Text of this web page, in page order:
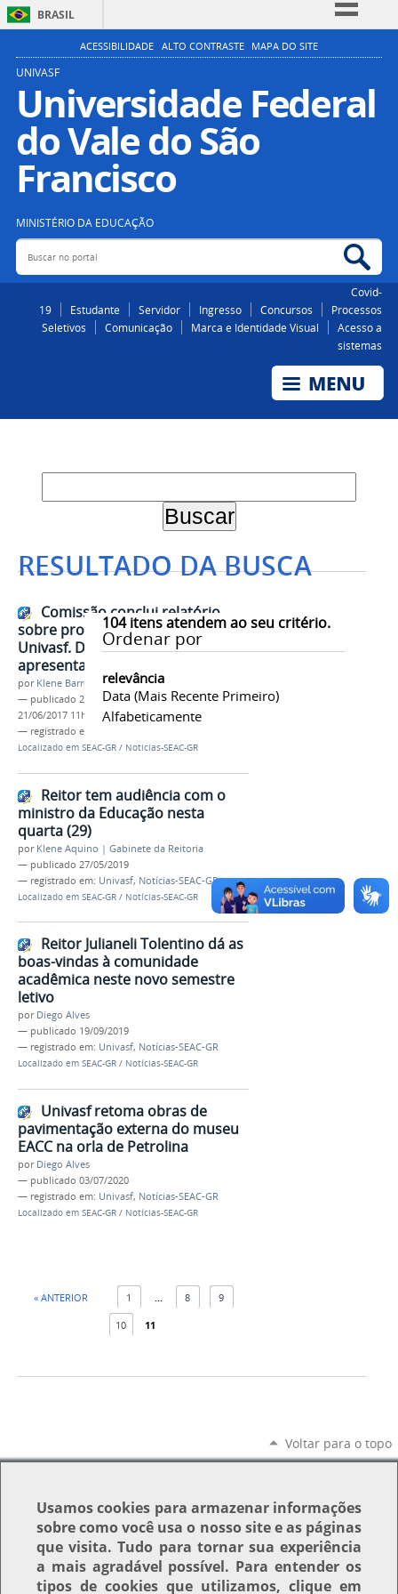
BRASIL
Simplifique!
Participe
Acesso à informação
Legislação
ACESSIBILIDADE ALTO CONTRASTE MAPA DO SITE
UNIVASF
Universidade Federal
do Vale do São
Francisco
MINISTÉRIO DA EDUCAÇÃO
Buscar no portal
Covid-
19
Estudante Servidor Ingresso Concursos
Processos
Seletivos
Comunicação Marca e Identidade Visual
Acesso a
sistemas
RESULTADO DA BUSCA
104itens atendem ao seu critério.
Ordenar por
relevância
Data (mais Recente Primeiro)
Alfabeticamente
Comissão conclui relatório
sobre processo de expansão da
Univasf. Documento foi
apresentado hoje (20) no Conuni
por Klene Barreto de Aquino
— publicado 20/06/2017 —última modificação
21/06/2017 11h09
— registrado em:
Localizado em SEAC-GR / Notícias-SEAC-GR
Reitor tem audiência com o
ministro da Educação nesta
quarta (29)
por Klene Aquino | Gabinete da Reitoria
— publicado 27/05/2019
— registrado em: Univasf, Notícias-SEAC-GR
Localizado em SEAC-GR / Notícias-SEAC-GR
Reitor Julianeli Tolentino dá as
boas-vindas à comunidade
acadêmica neste novo semestre
letivo
por Diego Alves
— publicado 19/09/2019
— registrado em: Univasf, Notícias-SEAC-GR
Localizado em SEAC-GR / Notícias-SEAC-GR
Univasf retoma obras de
pavimentação externa do museu
EACC na orla de Petrolina
por Diego Alves
— publicado 03/07/2020
— registrado em: Univasf, Notícias-SEAC-GR
Localizado em SEAC-GR / Notícias-SEAC-GR
« ANTERIOR 1 8 9
10 11
Voltar para o topo
Usamoscookies para armazenar informações
sobre como você usa o nosso site e as páginas
que visita. Tudo para tornar sua experiência
a mais agradável possível. Para entender os
tipos de cookies que utilizamos, clique em